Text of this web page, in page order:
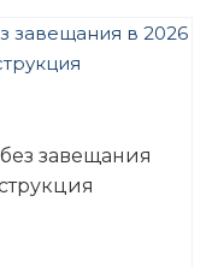
завещания